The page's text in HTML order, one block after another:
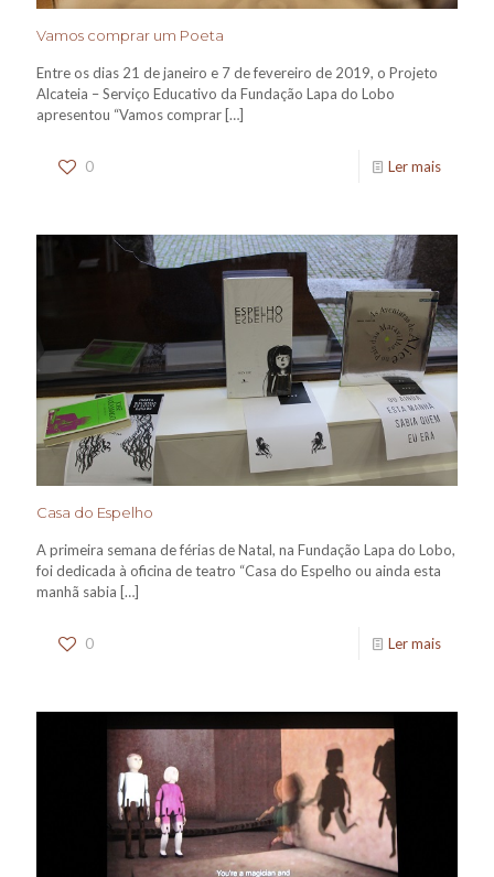
Vamos comprar um Poeta
Entre os dias 21 de janeiro e 7 de fevereiro de 2019, o Projeto
Alcateia – Serviço Educativo da Fundação Lapa do Lobo
apresentou “Vamos comprar […]
0 Ler mais
Casa do Espelho
A primeira semana de férias de Natal, na Fundação Lapa do Lobo,
foi dedicada à oficina de teatro “Casa do Espelho ou ainda esta
manhã sabia […]
0 Ler mais